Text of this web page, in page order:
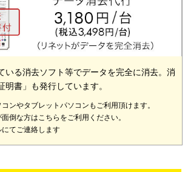
いる消去ソフト等でデータを完全に消去。消
明書」も発行しています。
ンやタブレットパソコンもご利用頂けます。
倒な方はこちらをご利用ください。
てご連絡します